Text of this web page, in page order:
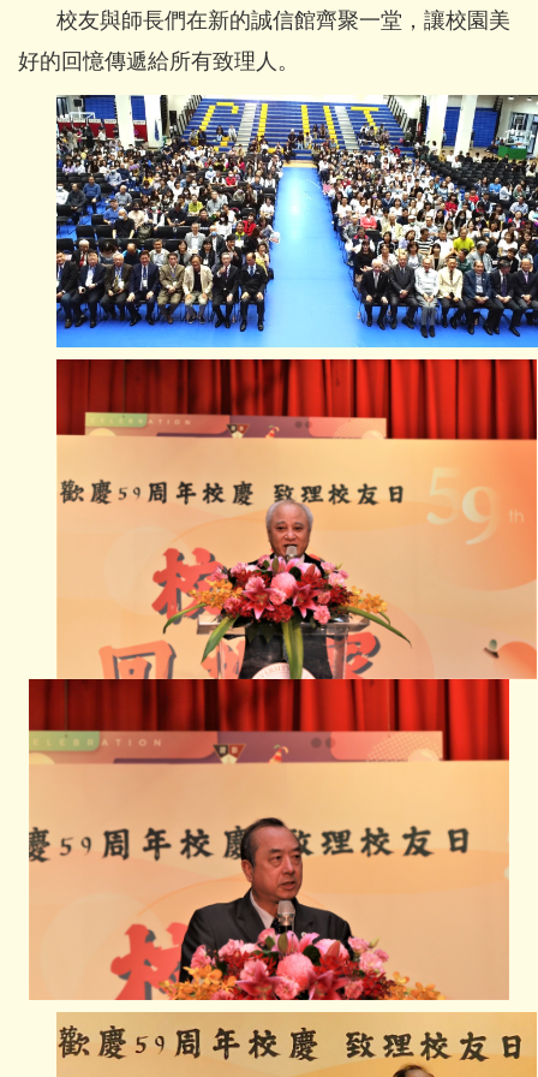
校友與師長們在新的誠信館齊聚一堂，讓校園美
好的回憶傳遞給所有致理人。